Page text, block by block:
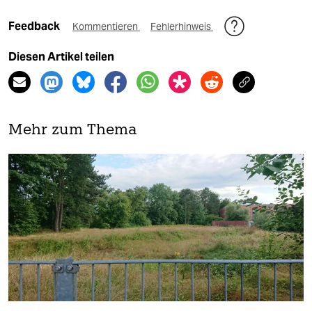
Feedback Kommentieren Fehlerhinweis
Diesen Artikel teilen
Mehr zum Thema